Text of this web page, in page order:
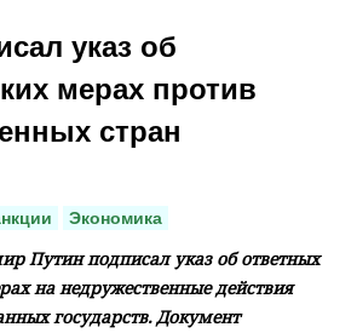
указ об
мерах против
стран
Экономика
Путин подписал указ об ответных
на недружественные действия
государств. Документ